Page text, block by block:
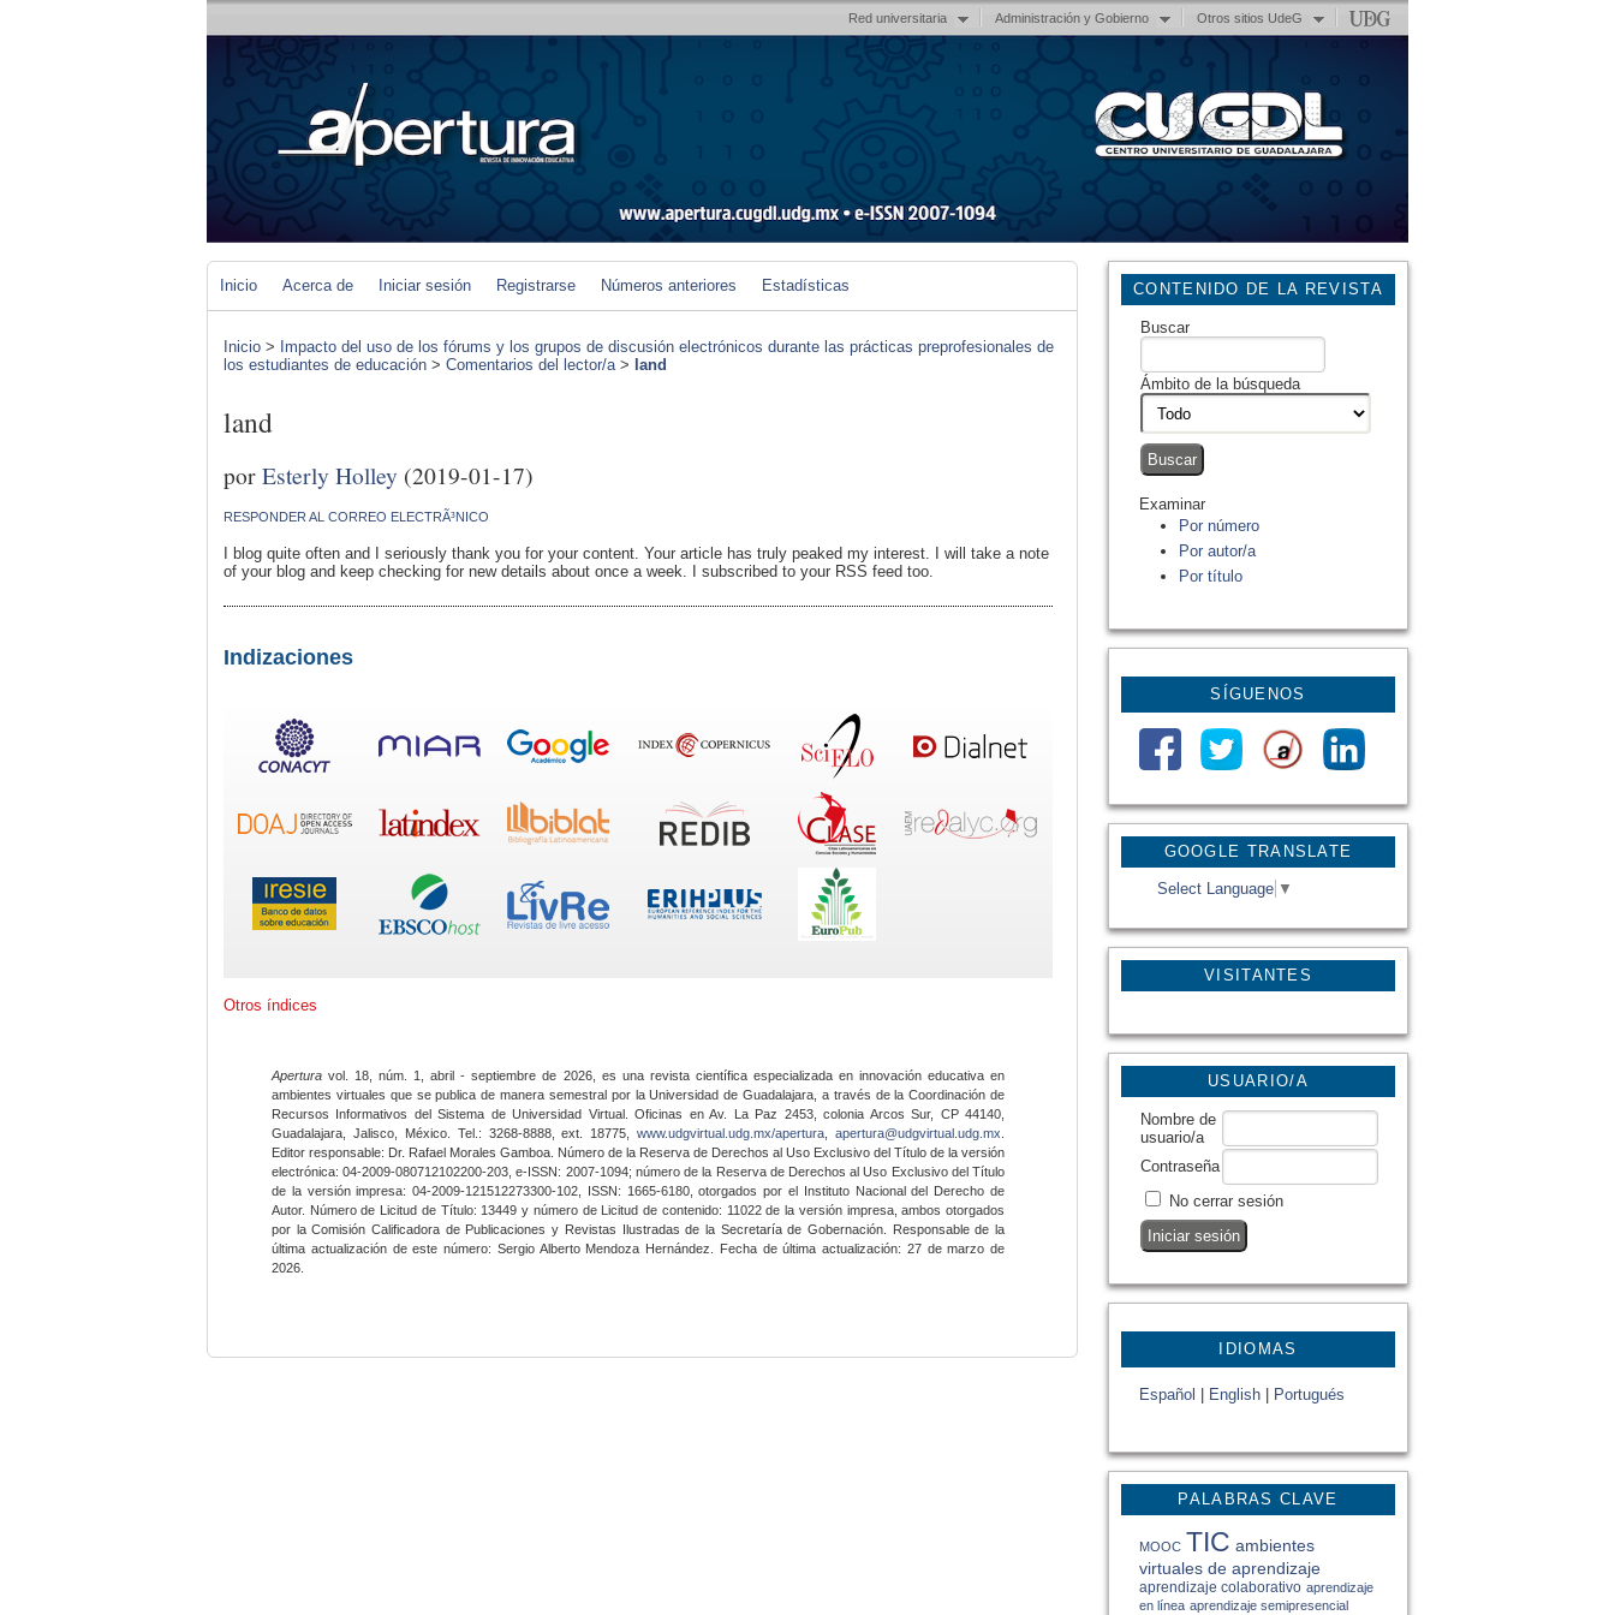
Red universitaria Administración y Gobierno Otros sitios UdeG
GOOGLE TRANSLATE
Select Language ▼
VISITANTES
CONTENIDO DE LA REVISTA
Buscar
Ámbito de la búsqueda
Examinar
Por número
Por autor/a
Por título
SÍGUENOS
USUARIO/A
Nombre de
usuario/a
Contraseña
No cerrar sesión
IDIOMAS
Español English Portugués
PALABRAS CLAVE
MOOC TIC ambientes
virtuales de aprendizaje
aprendizaje colaborativo aprendizaje
en línea aprendizaje semipresencial
Inicio Acerca de Iniciar sesión Registrarse Números anteriores Estadísticas
Inicio > Impacto del uso de los fórums y los grupos de discusión electrónicos durante las prácticas preprofesionales de
los estudiantes de educación > Comentarios del lector/a> land
land
porEsterly Holley (2019-01-17)
RESPONDER AL CORREO ELECTRÃ³NICO
I blog quite often and I seriously thank you for your content. Your article has truly peaked my interest. I will take a note
of your blog and keep checking for new details about once a week. I subscribed to your RSS feed too.
Indizaciones
Otros índices
Apertura vol. 18, núm. 1, abril - septiembre de 2026, es una revista científica especializada en innovación educativa en
ambientes virtuales que se publica de manera semestral por la Universidad de Guadalajara, a través de la Coordinación de
Recursos Informativos del Sistema de Universidad Virtual. Oficinas en Av. La Paz 2453, colonia Arcos Sur, CP 44140,
Guadalajara, Jalisco, México. Tel.: 3268-8888, ext. 18775,www.udgvirtual.udg.mx/apertura apertura@udgvirtual.udg.mx
Editor responsable: Dr. Rafael Morales Gamboa. Número de la Reserva de Derechos al Uso Exclusivo del Título de la versión
electrónica: 04-2009-080712102200-203, e-ISSN: 2007-1094; número de la Reserva de Derechos al Uso Exclusivo del Título
de la versión impresa: 04-2009-121512273300-102, ISSN: 1665-6180, otorgados por el Instituto Nacional del Derecho de
Autor. Número de Licitud de Título: 13449 y número de Licitud de contenido: 11022 de la versión impresa, ambos otorgados
por la Comisión Calificadora de Publicaciones y Revistas Ilustradas de la Secretaría de Gobernación. Responsable de la
última actualización de este número: Sergio Alberto Mendoza Hernández. Fecha de última actualización: 27 de marzo de
2026.